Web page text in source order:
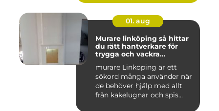
01. aug
Murare linköping så hittar
du rätt hantverkare för
trygga och vackra
murare Linköping är ett
sökord många använder när
de behöver hjälp med allt
från kakelugnar och spis...